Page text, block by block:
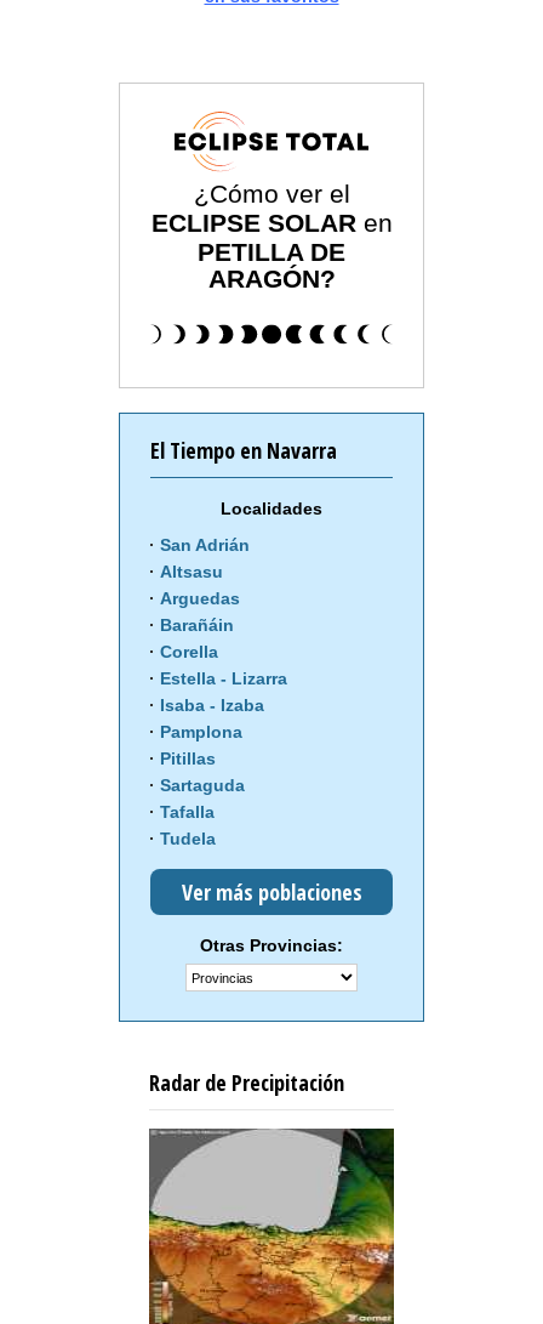
¿Cómo ver el
ECLIPSE SOLAR en
PETILLA DE
ARAGÓN?
El Tiempo en Navarra
Localidades
San Adrián
Altsasu
Arguedas
Barañáin
Corella
Estella - Lizarra
Isaba - Izaba
Pamplona
Pitillas
Sartaguda
Tafalla
Tudela
Ver más poblaciones
Otras Provincias:
Radar de Precipitación